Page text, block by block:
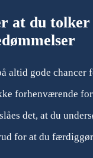
at du tolker
altid gode chancer
forhenværende
det, at du
for at du